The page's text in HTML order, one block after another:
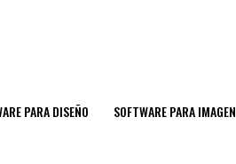
PARA DISEÑO SOFTWARE PARA IMAGEN